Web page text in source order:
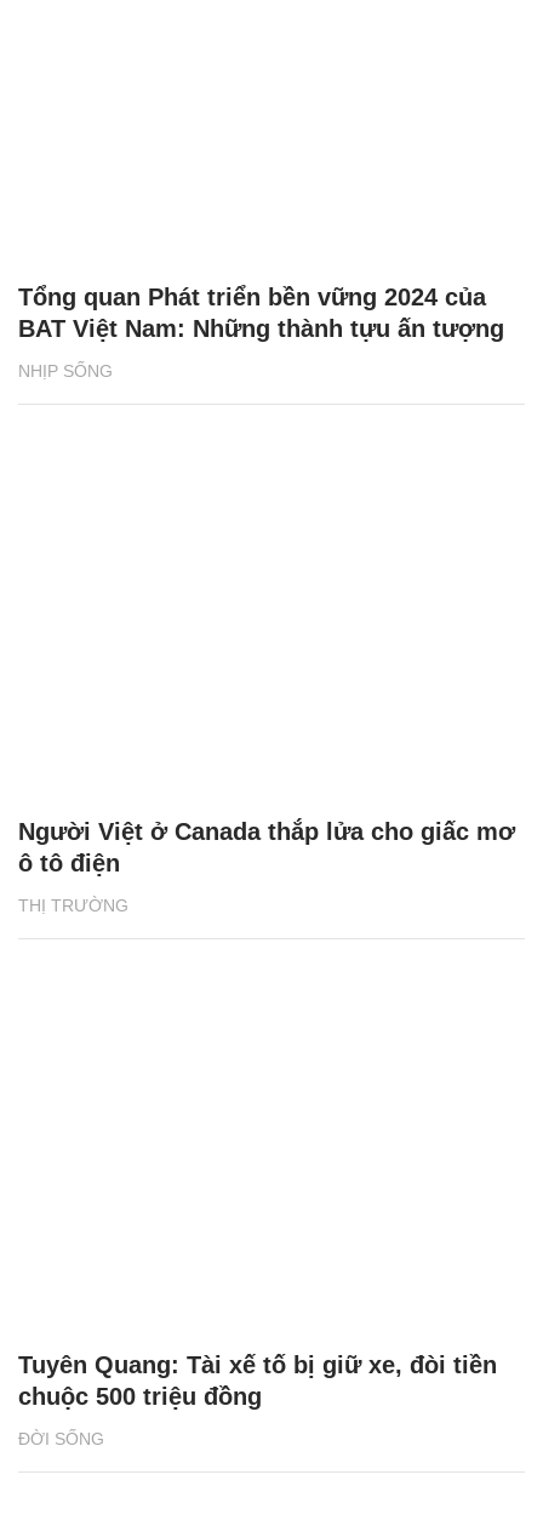
NHỊP SỐNG
Tổng quan Phát triển bền vững 2024 của
BAT Việt Nam: Những thành tựu ấn tượng
THỊ TRƯỜNG
Người Việt ở Canada thắp lửa cho giấc mơ
ô tô điện
ĐỜI SỐNG
Tuyên Quang: Tài xế tố bị giữ xe, đòi tiền
chuộc 500 triệu đồng